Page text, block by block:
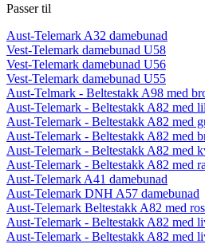
Passer til
Aust-Telemark A32 damebunad
Vest-Telemark damebunad U58
Vest-Telemark damebunad U56
Vest-Telemark damebunad U55
Aust-Telmark - Beltestakk A98 med
Aust-Telemark - Beltestakk A82 med
Aust-Telemark - Beltestakk A82 med
Aust-Telemark - Beltestakk A82 med
Aust-Telemark - Beltestakk A82 med
Aust-Telemark - Beltestakk A82 med
Aust-Telemark A41 damebunad
Aust-Telemark DNH A57 damebunad
Aust-Telemark Beltestakk A82 med
Aust-Telemark - Beltestakk A82 med
Aust-Telemark - Beltestakk A82 med